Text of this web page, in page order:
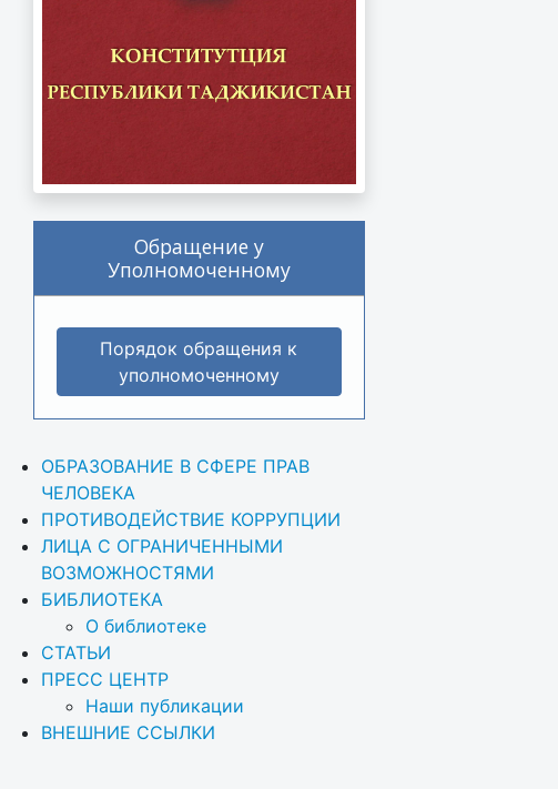
Обращение у
Уполномоченному
Порядок обращения к
уполномоченному
ОБРАЗОВАНИЕ В СФЕРЕ ПРАВ
ЧЕЛОВЕКА
ПРОТИВОДЕЙСТВИЕ КОРРУПЦИИ
ЛИЦА С ОГРАНИЧЕННЫМИ
ВОЗМОЖНОСТЯМИ
БИБЛИОТЕКА
О библиотеке
СТАТЬИ
ПРЕСС ЦЕНТР
Наши публикации
ВНЕШНИЕ ССЫЛКИ